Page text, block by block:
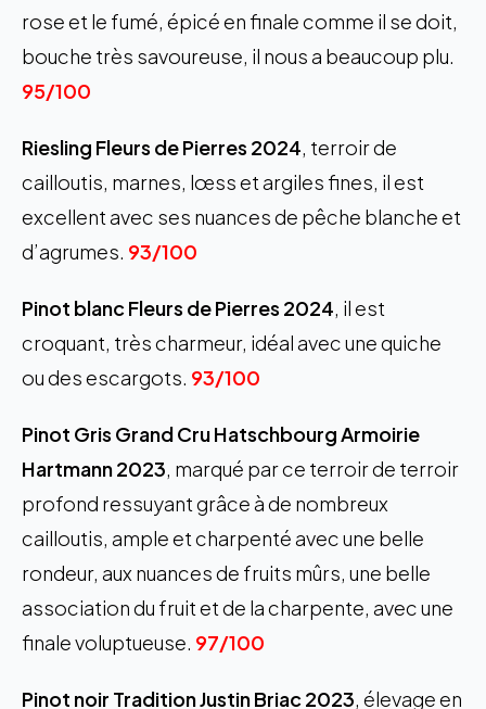
rose et le fumé, épicé en finale comme il se doit,
bouche très savoureuse, il nous a beaucoup plu.
95/100
Riesling Fleurs de Pierres 2024 , terroir de
cailloutis, marnes, lœss et argiles fines, il est
excellent avec ses nuances de pêche blanche et
d’agrumes. 93/100
Pinot blanc Fleurs de Pierres 2024 , il est
croquant, très charmeur, idéal avec une quiche
ou des escargots. 93/100
Pinot Gris Grand Cru Hatschbourg Armoirie
Hartmann 2023 , marqué par ce terroir de terroir
profond ressuyant grâce à de nombreux
cailloutis, ample et charpenté avec une belle
rondeur, aux nuances de fruits mûrs, une belle
association du fruit et de la charpente, avec une
finale voluptueuse. 97/100
Pinot noir Tradition Justin Briac 2023 , élevage en